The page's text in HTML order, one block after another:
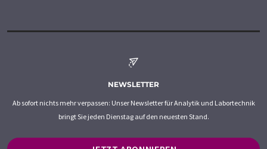
NEWSLETTER
Ab sofort nichts mehr verpassen: Unser Newsletter für Analytik und Labortechnik
bringt Sie jeden Dienstag auf den neuesten Stand.